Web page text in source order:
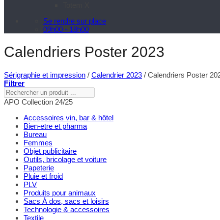
Se rendre sur place
09h00 - 18h00
Calendriers Poster 2023
Sérigraphie et impression / Calendrier 2023 / Calendriers Poster
Filtrer
Rechercher
un
APO Collection 24/25
Accessoires vin, bar & hôtel
Bien-etre et pharma
Bureau
Femmes
Objet publicitaire
Outils, bricolage et voiture
Papeterie
Pluie et froid
PLV
Produits pour animaux
Sacs À dos, sacs et loisirs
Technologie & accessoires
Textile